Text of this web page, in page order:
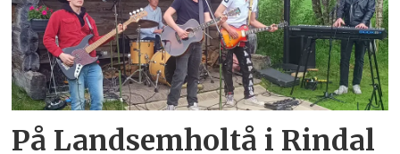
På Landsemholtå i Rindal